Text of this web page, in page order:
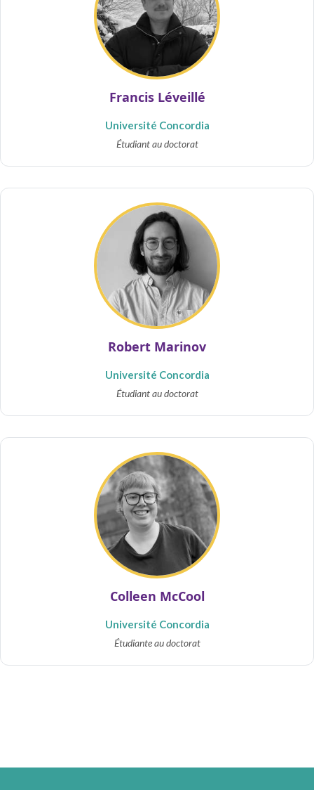
Francis Léveillé
Université Concordia
Étudiant au doctorat
Robert Marinov
Université Concordia
Étudiant au doctorat
Colleen McCool
Université Concordia
Étudiante au doctorat